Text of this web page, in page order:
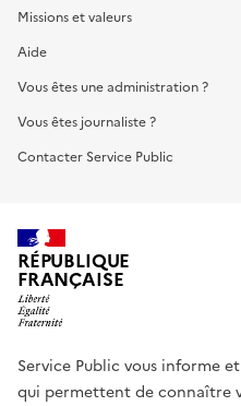
Missions et valeurs
Aide
Vous êtes une administration ?
Vous êtes journaliste ?
Contacter Service Public
RÉPUBLIQUE
FRANÇAISE
Service Public vous informe
qui permettent de connaître